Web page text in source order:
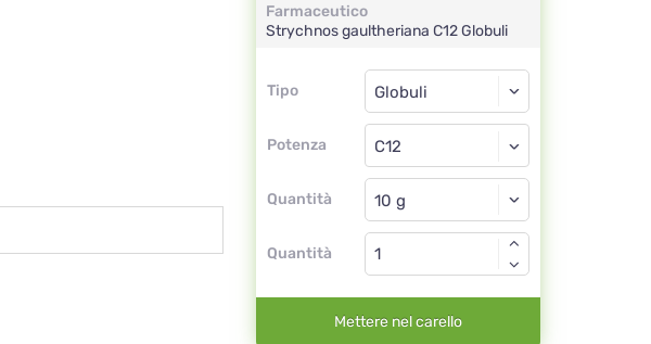
Farmaceutico
Strychnos gaultheriana C12 Globuli
Tipo
Tipo
Potenza
Globuli
C12
Quantità
Globuli
Quantità
Mettere nel carello